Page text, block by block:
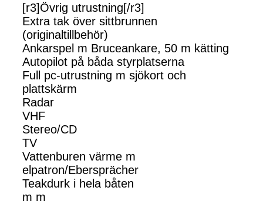
[r3]Övrig utrustning[/r3]
Extra tak över sittbrunnen
(originaltillbehör)
Ankarspel m Bruceankare, 50 m kätting
Autopilot på båda styrplatserna
Full pc-utrustning m sjökort och
plattskärm
Radar
VHF
Stereo/CD
TV
Vattenburen värme m
elpatron/Ebersprächer
Teakdurk i hela båten
m m